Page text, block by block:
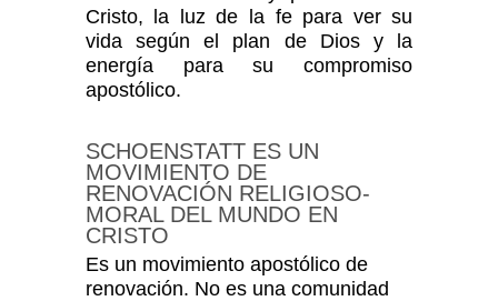
Cristo, la luz de la fe para ver su
vida según el plan de Dios y la
energía para su compromiso
apostólico.
SCHOENSTATT ES UN
MOVIMIENTO DE
RENOVACIÓN RELIGIOSO-
MORAL DEL MUNDO EN
CRISTO
Es un movimiento apostólico de
renovación. No es una comunidad